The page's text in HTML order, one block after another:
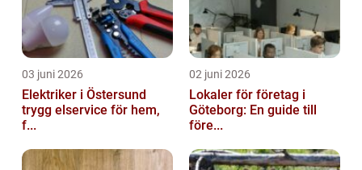
03 juni 2026
Elektriker i Östersund
trygg elservice för hem,
f...
02 juni 2026
Lokaler för företag i
Göteborg: En guide till
före...